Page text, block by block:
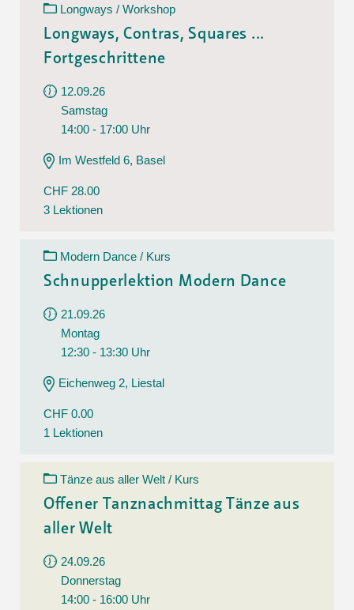
Longways / Workshop
Longways, Contras, Squares ...
Fortgeschrittene
12.09.26
Samstag
14:00 - 17:00 Uhr
Im Westfeld 6, Basel
CHF 28.00
3 Lektionen
Modern Dance / Kurs
Schnupperlektion Modern Dance
21.09.26
Montag
12:30 - 13:30 Uhr
Eichenweg 2, Liestal
CHF 0.00
1 Lektionen
Tänze aus aller Welt / Kurs
Offener Tanznachmittag Tänze aus
aller Welt
24.09.26
Donnerstag
14:00 - 16:00 Uhr